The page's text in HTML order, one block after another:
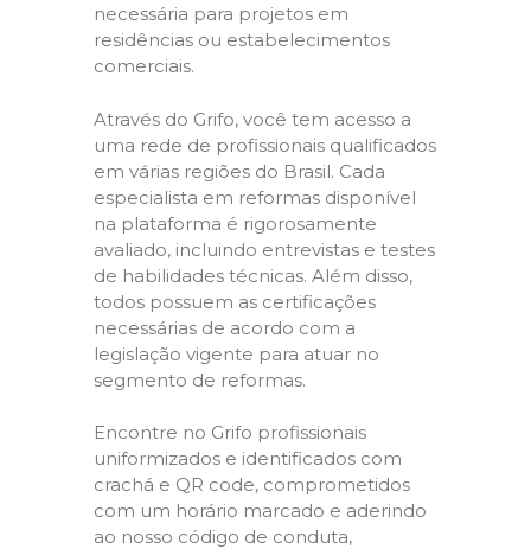
necessária para projetos em
residências ou estabelecimentos
comerciais.
Através do Grifo, você tem acesso a
uma rede de profissionais qualificados
em várias regiões do Brasil. Cada
especialista em reformas disponível
na plataforma é rigorosamente
avaliado, incluindo entrevistas e testes
de habilidades técnicas. Além disso,
todos possuem as certificações
necessárias de acordo com a
legislação vigente para atuar no
segmento de reformas.
Encontre no Grifo profissionais
uniformizados e identificados com
crachá e QR code, comprometidos
com um horário marcado e aderindo
ao nosso código de conduta,